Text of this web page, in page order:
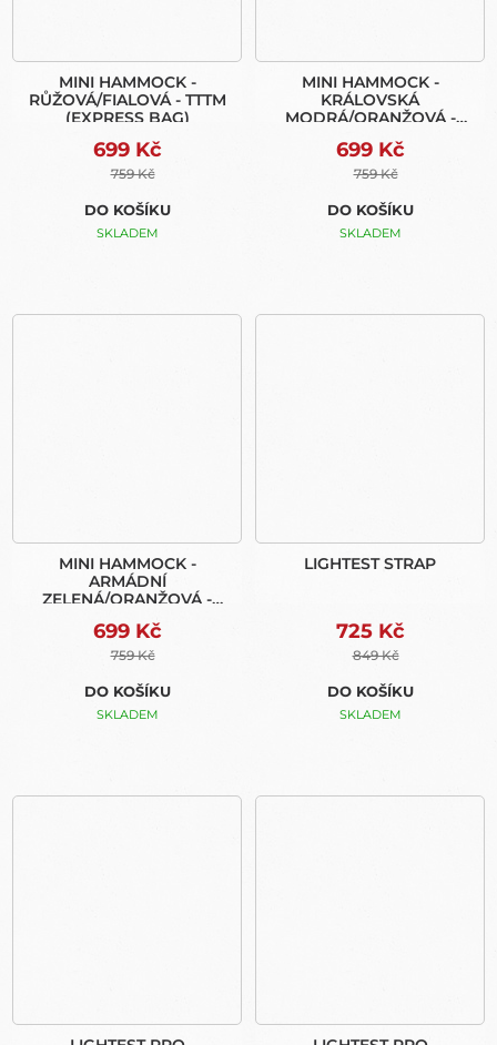
MINI HAMMOCK -
RŮŽOVÁ/FIALOVÁ - TTTM
(EXPRESS BAG)
699 Kč
759 Kč
DO KOŠÍKU
SKLADEM
MINI HAMMOCK -
KRÁLOVSKÁ
MODRÁ/ORANŽOVÁ -
699 Kč
759 Kč
DO KOŠÍKU
SKLADEM
MINI HAMMOCK -
ARMÁDNÍ
ZELENÁ/ORANŽOVÁ -
699 Kč
759 Kč
DO KOŠÍKU
SKLADEM
LIGHTEST STRAP
725 Kč
849 Kč
DO KOŠÍKU
SKLADEM